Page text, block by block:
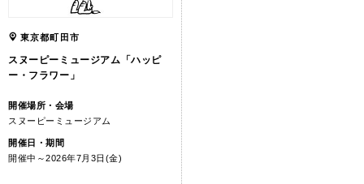
東京都町田市
スヌーピーミュージアム「ハッピ
ー・フラワー」
開催場所・会場
スヌーピーミュージアム
開催日・期間
開催中～2026年7月3日(金)